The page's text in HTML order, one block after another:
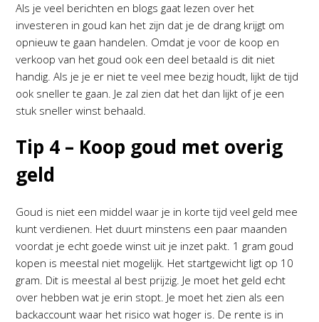
Als je veel berichten en blogs gaat lezen over het
investeren in goud kan het zijn dat je de drang krijgt om
opnieuw te gaan handelen. Omdat je voor de koop en
verkoop van het goud ook een deel betaald is dit niet
handig. Als je je er niet te veel mee bezig houdt, lijkt de tijd
ook sneller te gaan. Je zal zien dat het dan lijkt of je een
stuk sneller winst behaald.
Tip 4 – Koop goud met overig
geld
Goud is niet een middel waar je in korte tijd veel geld mee
kunt verdienen. Het duurt minstens een paar maanden
voordat je echt goede winst uit je inzet pakt. 1 gram goud
kopen is meestal niet mogelijk. Het startgewicht ligt op 10
gram. Dit is meestal al best prijzig. Je moet het geld echt
over hebben wat je erin stopt. Je moet het zien als een
backaccount waar het risico wat hoger is. De rente is in